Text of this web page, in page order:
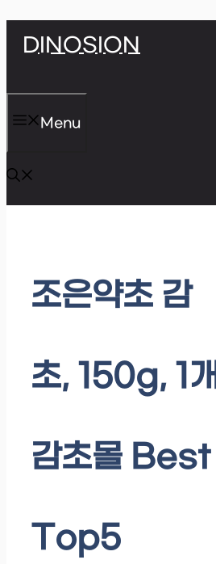
SkipDINOSION
Menu
조은약초 감
초, 150g, 1개
감초몰 Best
Top5